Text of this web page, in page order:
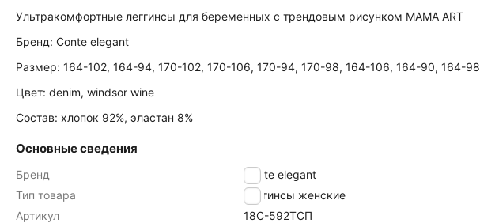
Ультракомфортные леггинсы для беременных с трендовым рисунком MAMA ART
Бренд: Conte elegant
Размер: 164-102, 164-94, 170-102, 170-106, 170-94, 170-98, 164-106, 164-90, 164-98
Цвет: denim, windsor wine
Состав: хлопок 92%, эластан 8%
Основные сведения
Бренд
Conte elegant
Тип товара
Леггинсы женские
Артикул
18С-592ТСП